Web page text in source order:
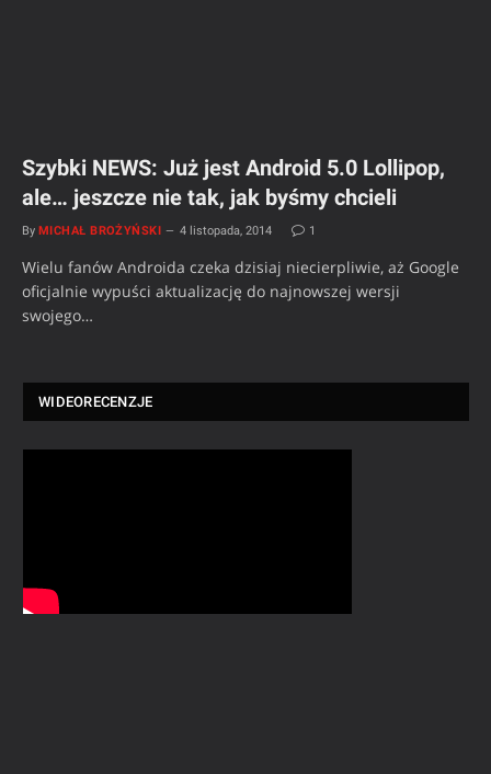
Szybki NEWS: Już jest Android 5.0 Lollipop,
ale… jeszcze nie tak, jak byśmy chcieli
By MICHAŁ BROŻYŃSKI 4 listopada, 2014 1
Wielu fanów Androida czeka dzisiaj niecierpliwie, aż Google
oficjalnie wypuści aktualizację do najnowszej wersji
swojego…
WIDEORECENZJE